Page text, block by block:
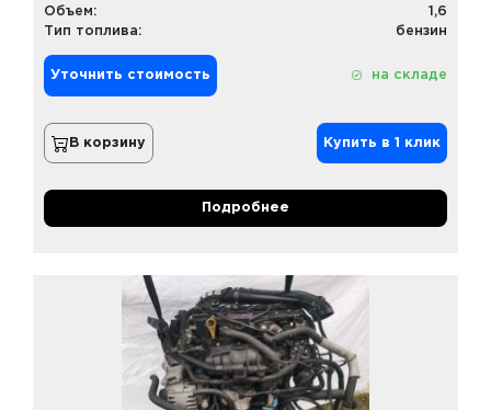
Объем:
1,6
Тип топлива:
бензин
Уточнить стоимость на складе
В корзину Купить в 1 клик
Подробнее